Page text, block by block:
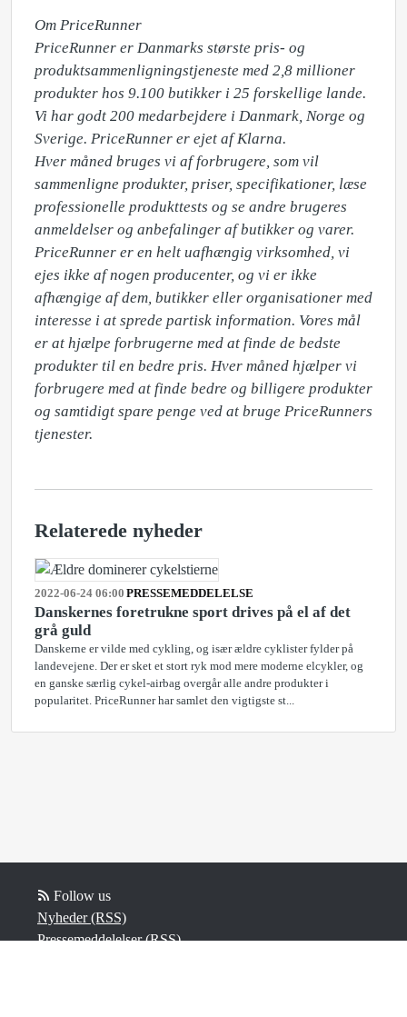
Om PriceRunner
PriceRunner er Danmarks største pris- og
produktsammenligningstjeneste med 2,8 millioner
produkter hos 9.100 butikker i 25 forskellige lande.
Vi har godt 200 medarbejdere i Danmark, Norge og
Sverige. PriceRunner er ejet af Klarna.
Hver måned bruges vi af forbrugere, som vil
sammenligne produkter, priser, specifikationer, læse
professionelle produkttests og se andre brugeres
anmeldelser og anbefalinger af butikker og varer.
PriceRunner er en helt uafhængig virksomhed, vi
ejes ikke af nogen producenter, og vi er ikke
afhængige af dem, butikker eller organisationer med
interesse i at sprede partisk information. Vores mål
er at hjælpe forbrugerne med at finde de bedste
produkter til en bedre pris. Hver måned hjælper vi
forbrugere med at finde bedre og billigere produkter
og samtidigt spare penge ved at bruge PriceRunners
Relaterede nyheder
2022-06-24 06:00 PRESSEMEDDELELSE
Danskernes foretrukne sport drives på el af det
grå guld
Danskerne er vilde med cykling, og især ældre cyklister fylder på
landevejene. Der er sket et stort ryk mod mere moderne elcykler, og
en ganske særlig cykel-airbag overgår alle andre produkter i
popularitet. PriceRunner har samlet den vigtigste st...
Follow us
Nyheder (RSS)
Pressemeddelelser (RSS)